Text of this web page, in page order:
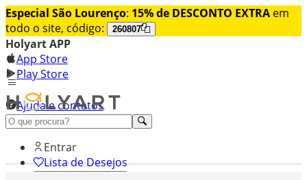
Especial São Lourenço: 15% de DESCONTO EXTRA em
todo o site, código:
260807
Holyart APP
App Store
Play Store
Ajuda e contatos
Conheça premium
Entrar
Lista de Desejos